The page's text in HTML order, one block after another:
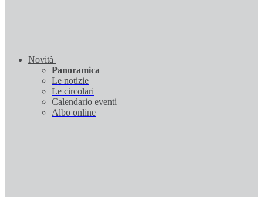
Novità
Panoramica
Le notizie
Le circolari
Calendario eventi
Albo online